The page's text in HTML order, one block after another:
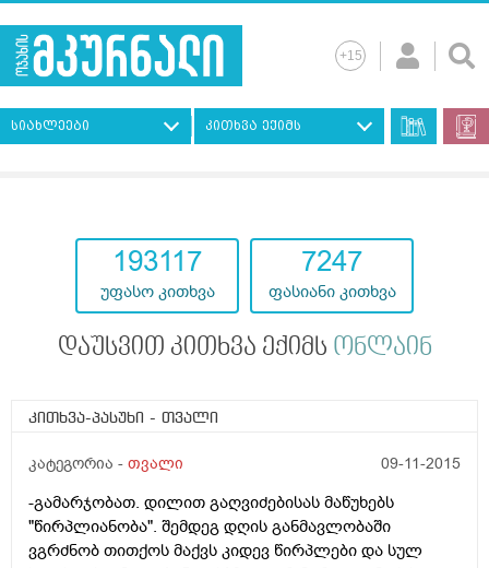
სიახლეები კითხვა ექიმს
193117
უფასო კითხვა
7247
ფასიანი კითხვა
დაუსვით კითხვა ექიმს ონლაინ
კითხვა-პასუხი - თვალი
კატეგორია - თვალი 09-11-2015
-გამარჯობათ. დილით გაღვიძებისას მაწუხებს
"წირპლიანობა". შემდეგ დღის განმავლობაში
ვგრძნობ თითქოს მაქვს კიდევ წირპლები და სულ